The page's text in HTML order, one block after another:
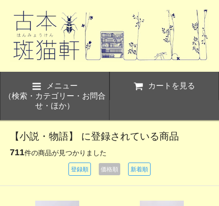
メニュー
（検索・カテゴリー・お問合
せ・ほか）
カートを見る
【小説・物語】 に登録されている商品
711件の商品が見つかりました
登録順 価格順 新着順